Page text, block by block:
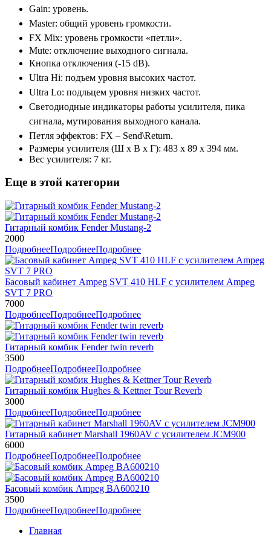
Gain: уровень.
Master: общий уровень громкости.
FX Mix: уровень громкости «петли».
Mute: отключение выходного сигнала.
Кнопка отключения (-15 dB).
Ultra Hi: подъем уровня высоких частот.
Ultra Lo: подльцем уровня низких частот.
Светодиодные индикаторы работы усилителя, пика
сигнала, мутирования выходного канала.
Петля эффектов: FX – Send\Return.
Размеры усилителя (Ш x В x Г): 483 x 89 x 394 мм.
Вес усилителя: 7 кг.
Еще в этой категории
Гитарный комбик Fender Mustang-2
2000
ПодробнееПодробнееПодробнее
Басовый кабинет Ampeg SVT 410 HLF с усилителем Ampeg
SVT 7 PRO
7000
ПодробнееПодробнееПодробнее
Гитарный комбик Fender twin reverb
3500
ПодробнееПодробнееПодробнее
Гитарный комбик Hughes & Kettner Tour Reverb
3000
ПодробнееПодробнееПодробнее
Гитарный кабинет Marshall 1960AV c усилителем JCM900
6000
ПодробнееПодробнееПодробнее
Басовый комбик Ampeg BA600210
3500
ПодробнееПодробнееПодробнее
Главная